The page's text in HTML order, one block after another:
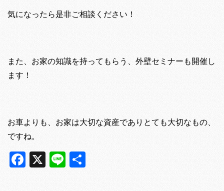
気になったら是非ご相談ください！
また、お家の知識を持ってもらう、 外壁セミナーも開催し
ます！
お車よりも、お家は大切な資産でありとても大切なもの、
ですね。
Facebook
X Line